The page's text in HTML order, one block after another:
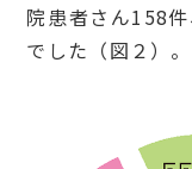
院患者さん158
でした（図２）。